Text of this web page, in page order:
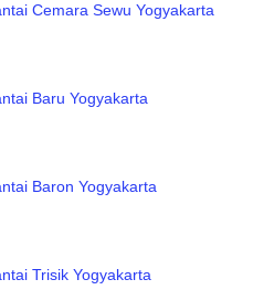
Cemara Sewu Yogyakarta
Baru Yogyakarta
Baron Yogyakarta
Trisik Yogyakarta